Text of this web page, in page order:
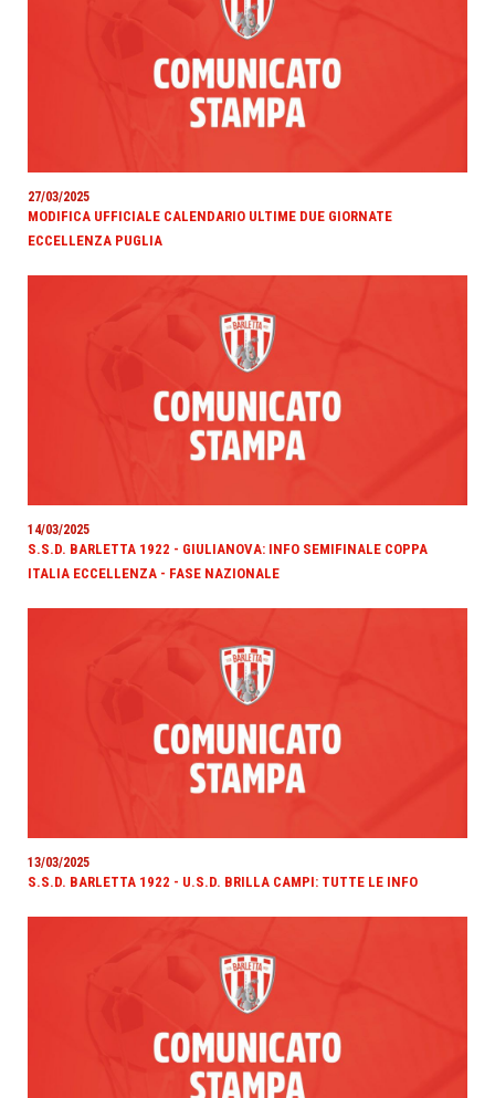
27/03/2025
MODIFICA UFFICIALE CALENDARIO ULTIME DUE GIORNATE
ECCELLENZA PUGLIA
14/03/2025
S.S.D. BARLETTA 1922 - GIULIANOVA: INFO SEMIFINALE COPPA
ITALIA ECCELLENZA - FASE NAZIONALE
13/03/2025
S.S.D. BARLETTA 1922 - U.S.D. BRILLA CAMPI: TUTTE LE INFO